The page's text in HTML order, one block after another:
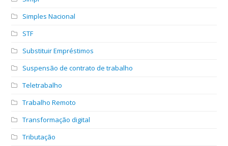
Simples Nacional
STF
Substituir Empréstimos
Suspensão de contrato de trabalho
Teletrabalho
Trabalho Remoto
Transformação digital
Tributação